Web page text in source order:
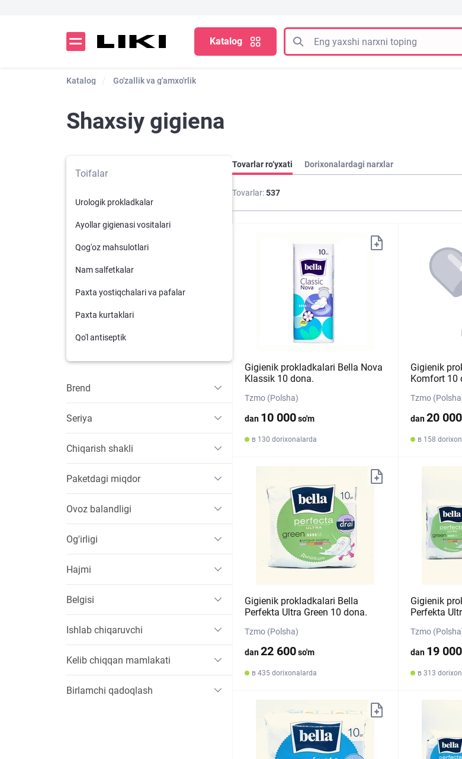
Katalog
Katalog Go'zallik va g'amxo'rlik
Shaxsiy gigiena
Toifalar
Urologik prokladkalar
Ayollar gigienasi vositalari
Qog'oz mahsulotlari
Nam salfetkalar
Paxta yostiqchalari va pafalar
Paxta kurtaklari
Qo'l antiseptik
Brend
Seriya
Chiqarish shakli
Paketdagi miqdor
Ovoz balandligi
Og'irligi
Hajmi
Belgisi
Ishlab chiqaruvchi
Kelib chiqqan mamlakati
Birlamchi qadoqlash
Tovarlar ro‘yxati Dorixonalardagi narxlar
Tovarlar:537
Gigienik prokladkalari Bella Nova
Klassik 10 dona.
Tzmo (Polsha)
dan 10 000so'm
в 130 dorixonalarda
Gigienik
Komfort 10
Tzmo
dan20 000
в 158
Gigienik prokladkalari Bella
Perfekta Ultra Green 10 dona.
Tzmo (Polsha)
dan22 600so'm
в 435 dorixonalarda
Gigienik
Perfekta
Tzmo
dan 19 000
в 313